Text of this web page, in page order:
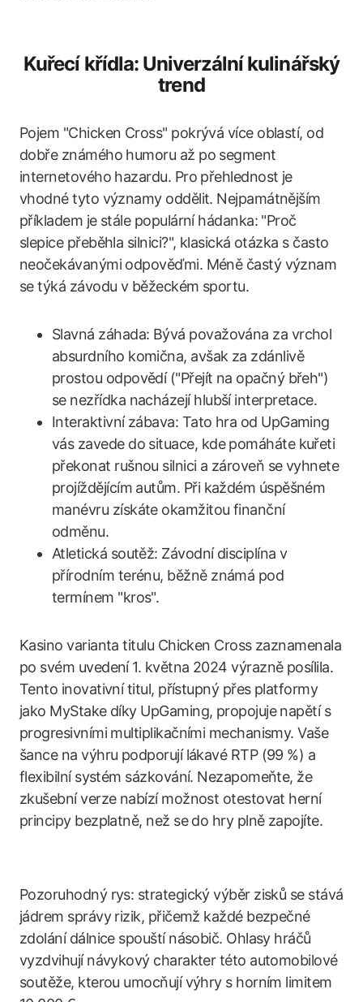
Kuřecí křídla: Univerzální kulinářský
trend
Pojem "Chicken Cross" pokrývá více oblastí, od
dobře známého humoru až po segment
internetového hazardu. Pro přehlednost je
vhodné tyto významy oddělit. Nejpamátnějším
příkladem je stále populární hádanka: "Proč
slepice přeběhla silnici?", klasická otázka s často
neočekávanými odpověďmi. Méně častý význam
se týká závodu v běžeckém sportu.
Slavná záhada: Bývá považována za vrchol
absurdního komična, avšak za zdánlivě
prostou odpovědí ("Přejít na opačný břeh")
se nezřídka nacházejí hlubší interpretace.
Interaktivní zábava: Tato hra od UpGaming
vás zavede do situace, kde pomáháte kuřeti
překonat rušnou silnici a zároveň se vyhnete
projíždějícím autům. Při každém úspěšném
manévru získáte okamžitou finanční
odměnu.
Atletická soutěž: Závodní disciplína v
přírodním terénu, běžně známá pod
termínem "kros".
Kasino varianta titulu Chicken Cross zaznamenala
po svém uvedení 1. května 2024 výrazně posílila.
Tento inovativní titul, přístupný přes platformy
jako MyStake díky UpGaming, propojuje napětí s
progresivními multiplikačními mechanismy. Vaše
šance na výhru podporují lákavé RTP (99 %) a
flexibilní systém sázkování. Nezapomeňte, že
zkušební verze nabízí možnost otestovat herní
principy bezplatně, než se do hry plně zapojíte.
Pozoruhodný rys: strategický výběr zisků se stává
jádrem správy rizik, přičemž každé bezpečné
zdolání dálnice spouští násobič. Ohlasy hráčů
vyzdvihují návykový charakter této automobilové
soutěže, kterou umocňují výhry s horním limitem